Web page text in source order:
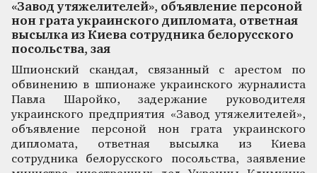
«Завод утяжелителей», объявление персоной
нон грата украинского дипломата, ответная
высылка из Киева сотрудника белорусского
посольства, зая
Шпионский скандал, связанный с арестом по
обвинению в шпионаже украинского журналиста
Павла Шаройко, задержание руководителя
украинского предприятия «Завод утяжелителей»,
объявление персоной нон грата украинского
дипломата, ответная высылка из Киева
сотрудника белорусского посольства, заявление